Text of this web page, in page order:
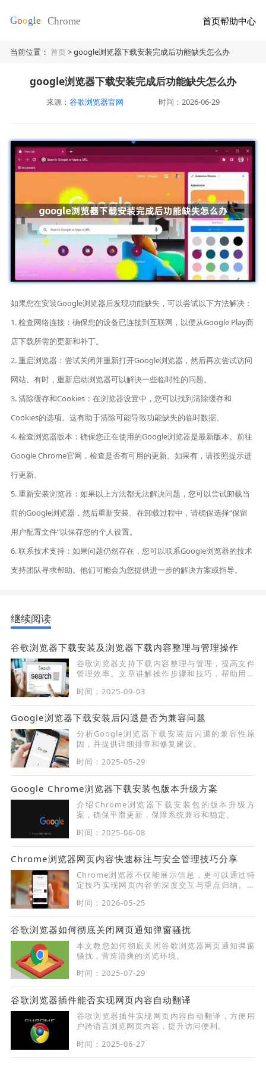
首页帮助中心
当前位置：首页> google浏览器下载安装完成后功能缺失怎么办
google浏览器下载安装完成后功能缺失怎么办
来源： 谷歌浏览器官网 时间：2026-06-29
如果您在安装Google浏览器后发现功能缺失，可以尝试以下方法解决：
1. 检查网络连接：确保您的设备已连接到互联网，以便从Google Play商
店下载所需的更新和补丁。
2. 重启浏览器：尝试关闭并重新打开Google浏览器，然后再次尝试访问
网站。有时，重新启动浏览器可以解决一些临时性的问题。
3. 清除缓存和Cookies：在浏览器设置中，您可以找到清除缓存和
Cookies的选项。这有助于清除可能导致功能缺失的临时数据。
4. 检查浏览器版本：确保您正在使用的Google浏览器是最新版本。前往
Google Chrome官网，检查是否有可用的更新。如果有，请按照提示进
行更新。
5. 重新安装浏览器：如果以上方法都无法解决问题，您可以尝试卸载当
前的Google浏览器，然后重新安装。在卸载过程中，请确保选择“保留
用户配置文件”以保存您的个人设置。
6. 联系技术支持：如果问题仍然存在，您可以联系Google浏览器的技术
支持团队寻求帮助。他们可能会为您提供进一步的解决方案或指导。
继续阅读
谷歌浏览器下载安装及浏览器下载内容整理与管理操作
谷歌浏览器支持下载内容整理与管理，提高文件
管理效率。文章讲解操作步骤和技巧，帮助用户
时间：2025-09-03
Google浏览器下载安装后闪退是否为兼容问题
分析Google浏览器下载安装后闪退的兼容性原
因，并提供详细排查和修复建议。
时间：2025-05-29
Google Chrome浏览器下载安装包版本升级方案
介绍Chrome浏览器下载安装包的版本升级方
案，确保平滑更新，保障系统兼容和稳定。
时间：2025-06-08
Chrome浏览器网页内容快速标注与安全管理技巧分享
Chrome浏览器不仅能展示信息，更可以通过特
定技巧实现网页内容的深度交互与重点归纳。详
页笔记链接并在不同设备间同步标注痕迹的操作
流程，助您将零碎的网页资讯转化为系统化的知
识财富，提升阅读深度。
时间：2026-05-25
谷歌浏览器如何彻底关闭网页通知弹窗骚扰
本文教您如何彻底关闭谷歌浏览器网页通知弹窗
骚扰，营造清爽的浏览环境。
时间：2025-07-29
谷歌浏览器插件能否实现网页内容自动翻译
谷歌浏览器插件实现网页内容自动翻译，方便用
户跨语言浏览网页内容，提升访问便利。
时间：2025-06-27